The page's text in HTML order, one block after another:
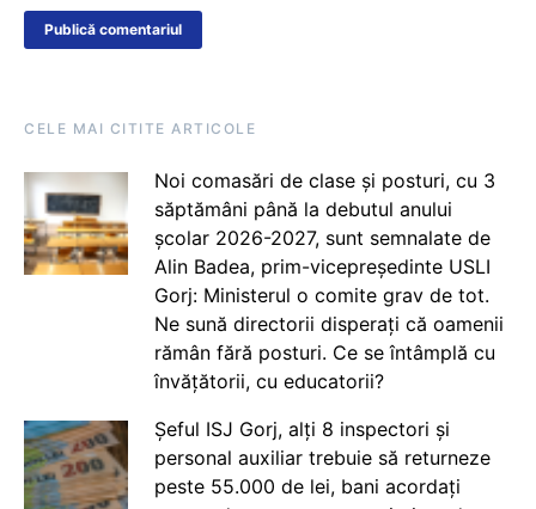
CELE MAI CITITE ARTICOLE
Noi comasări de clase și posturi, cu 3
săptămâni până la debutul anului
școlar 2026-2027, sunt semnalate de
Alin Badea, prim-vicepreședinte USLI
Gorj: Ministerul o comite grav de tot.
Ne sună directorii disperați că oamenii
rămân fără posturi. Ce se întâmplă cu
învățătorii, cu educatorii?
Șeful ISJ Gorj, alți 8 inspectori și
personal auxiliar trebuie să returneze
peste 55.000 de lei, bani acordați